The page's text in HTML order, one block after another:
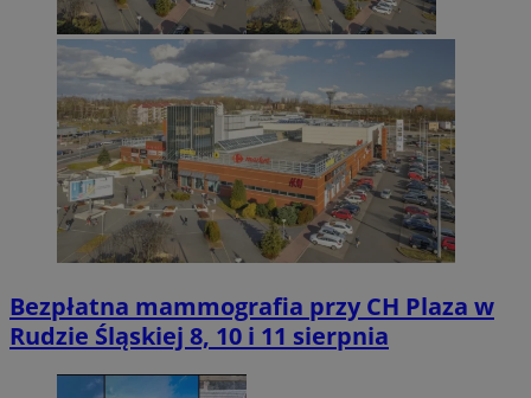
Bezpłatna mammografia przy CH Plaza w
Rudzie Śląskiej 8, 10 i 11 sierpnia